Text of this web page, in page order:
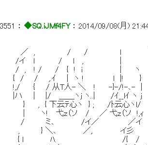
3551 ： ◆SQ.iJMf4FY ： 2014/09/08(月)
／　,　　　　　　/　　 /　　　　　　l　　 　 　
/イ　 l　　　　 /　　l　 ,　　 　 　 　 |　 　 　
/　,　 ! /　　 /　 {　!　i　　　　　　　|　 　ヽ　
{　/ 　 /　　,.ｲ　　|　ヽ !　　　　　 l　|!　　　}　
!,/　　 {　　/ 从T人- ＼　 !　　 -}-/!-､-　| 　
|ハ　　| 　 |/　 ＿＿ヽj ヽ..|　 　 /ｲ__lｲ ヽ j　　
}　　 ,　{ 下云ﾃ心ヽ　} ;　　 /ﾄ云心ヽl/　　　
|　 　 ヽ!　 弋ｚ（ソ　 / 　 ／ 弋ｚ（ソ　!,ｨ　
/　　　　ミ､　　　　　/イ／　　　　　 ／イ 　
,　　　　} ＼､　　　　　／,.　　　　　イ彡　　
{ l　　　　　ﾊ.　　　　　　 　 　　　　 /{　 /　